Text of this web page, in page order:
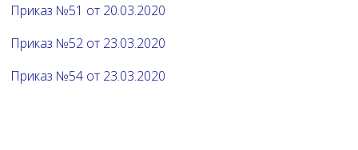
Приказ №51 от 20.03.2020
Приказ №52 от 23.03.2020
Приказ №54 от 23.03.2020